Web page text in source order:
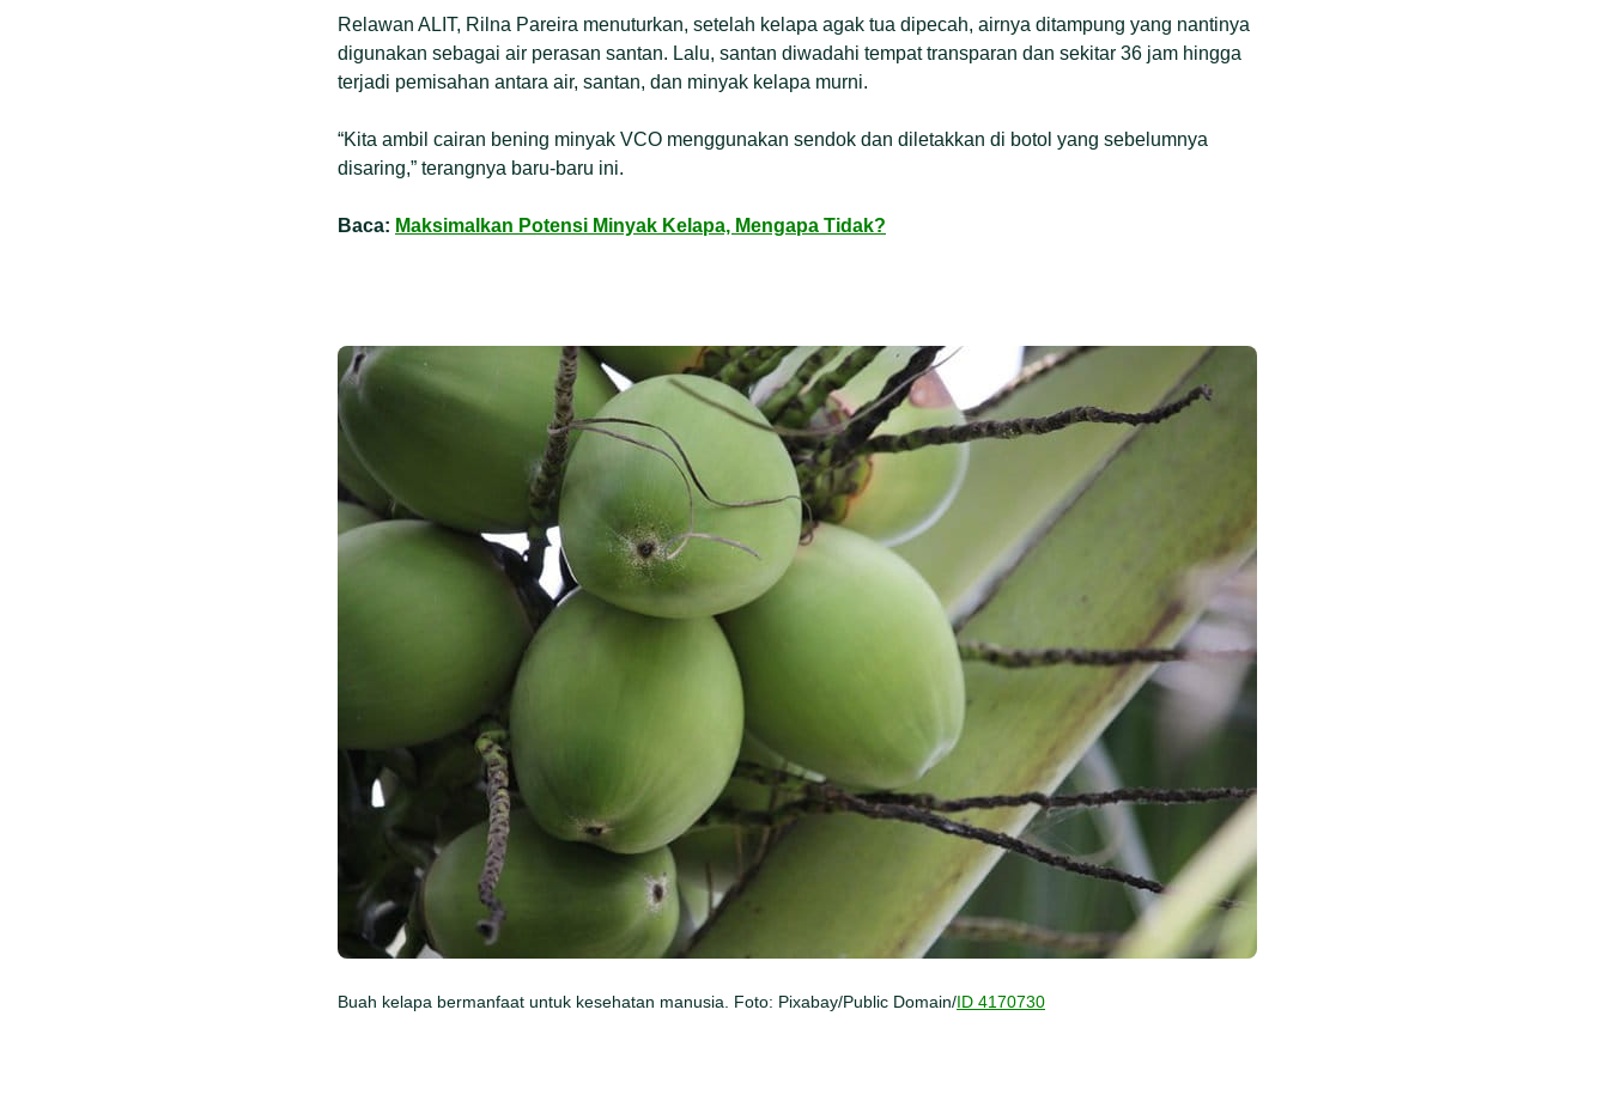
Relawan ALIT, Rilna Pareira menuturkan, setelah kelapa agak tua dipecah, airnya ditampung yang nantinya
digunakan sebagai air perasan santan. Lalu, santan diwadahi tempat transparan dan sekitar 36 jam hingga
terjadi pemisahan antara air, santan, dan minyak kelapa murni.
“Kita ambil cairan bening minyak VCO menggunakan sendok dan diletakkan di botol yang sebelumnya
disaring,” terangnya baru-baru ini.
Baca: Maksimalkan Potensi Minyak Kelapa, Mengapa Tidak?
Buah kelapa bermanfaat untuk kesehatan manusia. Foto: Pixabay/Public Domain/ID 4170730